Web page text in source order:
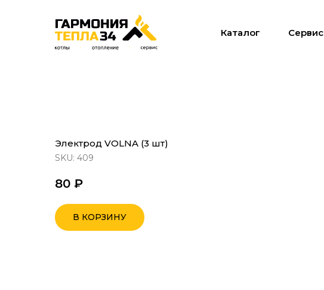
Сервис
Каталог
Электрод VOLNA (3 шт)
SKU: 409
80 ₽
В КОРЗИНУ